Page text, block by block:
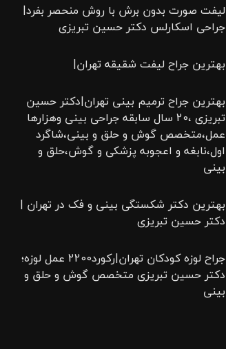
لیفت صورت بدون برش با روش منحصر بفرد|
جراحی اسکارلس دکتر حسین تبریزی
بهترین جراح لیفت شقیقه تهران|
بهترین جراح ترمیم بینی تهران|دکتر حسین
تبریزی ،20 سال سابقه جراحی بینی وهزارها
عمل،متخصص گوش و حلق و بینی،شاگرد
اول،نابغه و اعجوبه پزشکی و گوش،حلق و
بینی
بهترین دکتر شکستگی بینی و فک در تهران |
دکتر حسین تبریزی
جراح لوزه کودکان تهران|رکورد2200 عمل لوزه؛
دکتر حسین تبریزی متخصص گوش و حلق و
بینی